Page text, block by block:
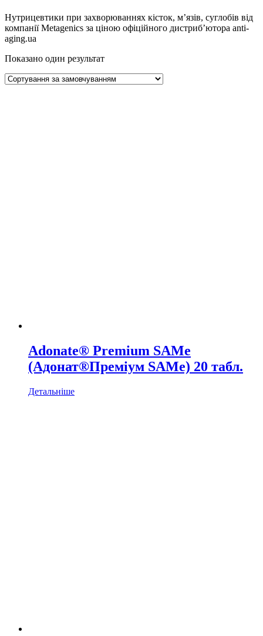
Нутрицевтики при захворюваннях кісток, м’язів, суглобів від
компанії Metagenics за ціною офіційного дистриб’ютора anti-
aging.ua
Показано один результат
Adonate® Premium SAMe
(Адонат®Преміум SAMe) 20 табл.
Детальніше